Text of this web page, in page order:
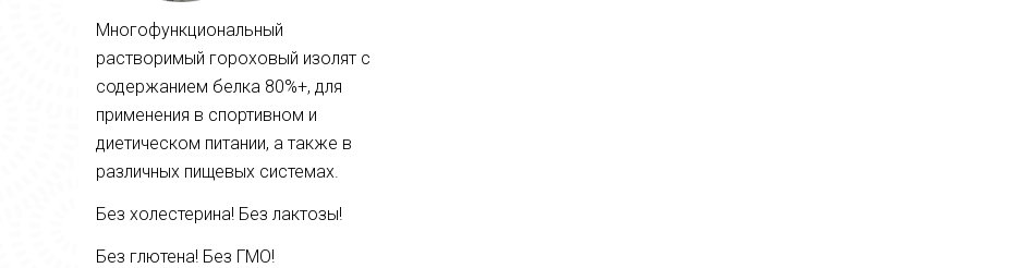
Многофункциональный
растворимый гороховый изолят с
содержанием белка 80%+, для
применения в спортивном и
диетическом питании, а также в
различных пищевых системах.
Без холестерина! Без лактозы!
Без глютена! Без ГМО!